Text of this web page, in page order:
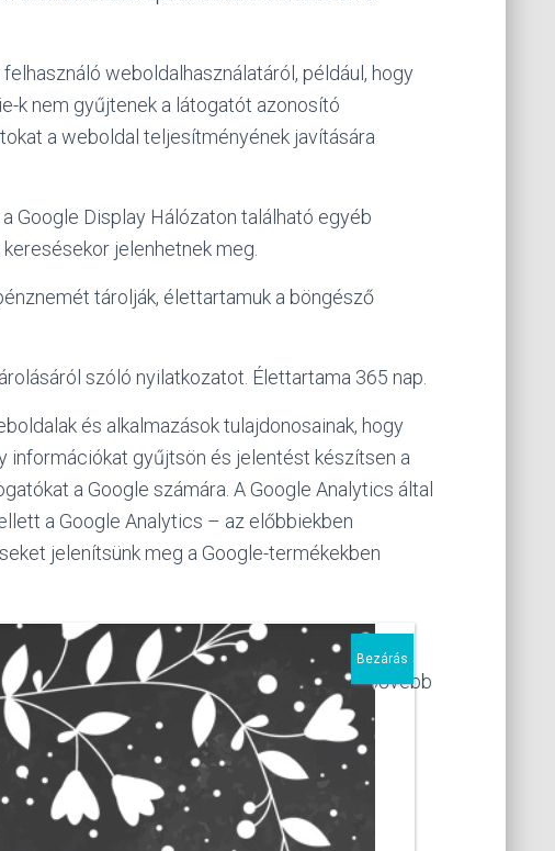
weboldalhasználatáról, például, hogy
k nem gyűjtenek a látogatót azonosító
a weboldal teljesítményének javítására
Google Display Hálózaton található egyéb
jelenhetnek meg.
tárolják, élettartamuk a böngésző
szóló nyilatkozatot. Élettartama 365 nap.
és alkalmazások tulajdonosainak, hogy
információkat gyűjtsön és jelentést készítsen a
a Google számára. A Google Analytics által
a Google Analytics – az előbbiekben
jelenítsünk meg a Google-termékekben
az Ön számára. A cookie-k törléséről bővebb
cookies#ie=ie-11
your-computer
szamito
Bezárás